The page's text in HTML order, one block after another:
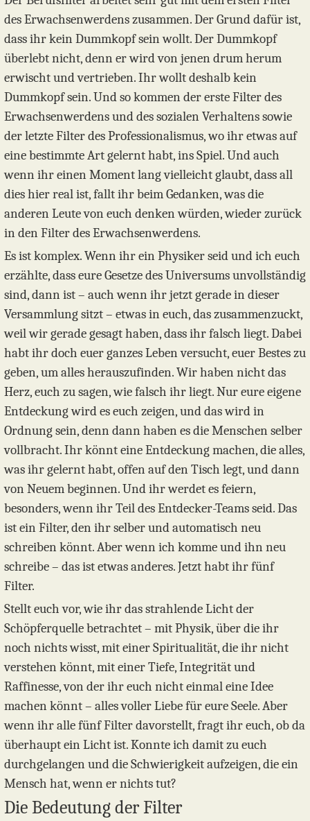
des Erwachsenwerdens zusammen. Der Grund dafür ist,
dass ihr kein Dummkopf sein wollt. Der Dummkopf
überlebt nicht, denn er wird von jenen drum herum
erwischt und vertrieben. Ihr wollt deshalb kein
Dummkopf sein. Und so kommen der erste Filter des
Erwachsenwerdens und des sozialen Verhaltens sowie
der letzte Filter des Professionalismus, wo ihr etwas auf
eine bestimmte Art gelernt habt, ins Spiel. Und auch
wenn ihr einen Moment lang vielleicht glaubt, dass all
dies hier real ist, fallt ihr beim Gedanken, was die
anderen Leute von euch denken würden, wieder zurück
in den Filter des Erwachsenwerdens.
Es ist komplex. Wenn ihr ein Physiker seid und ich euch
erzählte, dass eure Gesetze des Universums unvollständig
sind, dann ist – auch wenn ihr jetzt gerade in dieser
Versammlung sitzt – etwas in euch, das zusammenzuckt,
weil wir gerade gesagt haben, dass ihr falsch liegt. Dabei
habt ihr doch euer ganzes Leben versucht, euer Bestes zu
geben, um alles herauszufinden. Wir haben nicht das
Herz, euch zu sagen, wie falsch ihr liegt. Nur eure eigene
Entdeckung wird es euch zeigen, und das wird in
Ordnung sein, denn dann haben es die Menschen selber
vollbracht. Ihr könnt eine Entdeckung machen, die alles,
was ihr gelernt habt, offen auf den Tisch legt, und dann
von Neuem beginnen. Und ihr werdet es feiern,
besonders, wenn ihr Teil des Entdecker-Teams seid. Das
ist ein Filter, den ihr selber und automatisch neu
schreiben könnt. Aber wenn ich komme und ihn neu
schreibe – das ist etwas anderes. Jetzt habt ihr fünf
Filter.
Stellt euch vor, wie ihr das strahlende Licht der
Schöpferquelle betrachtet – mit Physik, über die ihr
noch nichts wisst, mit einer Spiritualität, die ihr nicht
verstehen könnt, mit einer Tiefe, Integrität und
Raffinesse, von der ihr euch nicht einmal eine Idee
machen könnt – alles voller Liebe für eure Seele. Aber
wenn ihr alle fünf Filter davorstellt, fragt ihr euch, ob da
überhaupt ein Licht ist. Konnte ich damit zu euch
durchgelangen und die Schwierigkeit aufzeigen, die ein
Mensch hat, wenn er nichts tut?
Die Bedeutung der Filter